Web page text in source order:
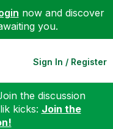
now and discover
you.
Sign In / Register
the discussion
kicks: Join the